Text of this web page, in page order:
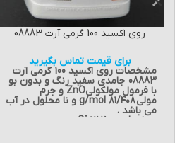
روی اکسید 100 گرمی آرت 08883
برای قیمت تماس بگیرید
مشخصات روی اکسید 100 گرمی آرت
08883 جامدی سفید رنگ و بدون بو
با فرمول مولکولی ZnO و جرم
مولی ۸۱/۴۰۸ g/mol و نا محلول در آب
می باشد .
نقطه ذوب: ۱۹۷۵ °C